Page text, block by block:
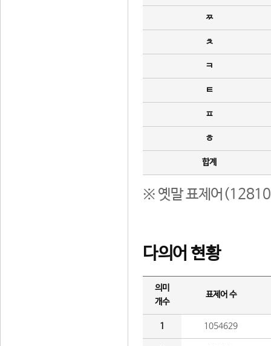
ㅉ
ㅊ
ㅋ
ㅌ
ㅍ
ㅎ
합계
※ 옛말 표제어(12810
다의어 현황
의미
개수
표제어 수
1 1054629